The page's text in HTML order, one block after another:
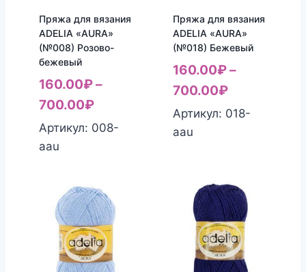
Пряжа для вязания
ADELIA «AURA»
(№008) Розово-
бежевый
160.00₽–
700.00₽
Артикул: 008-
aau
Пряжа для вязания
ADELIA «AURA»
(№018) Бежевый
160.00₽–
700.00₽
Артикул: 018-
aau